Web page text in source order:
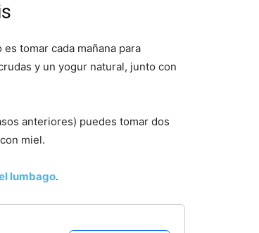
tomar cada mañana para
y un yogur natural, junto con
anteriores) puedes tomar dos
miel.
lumbago.